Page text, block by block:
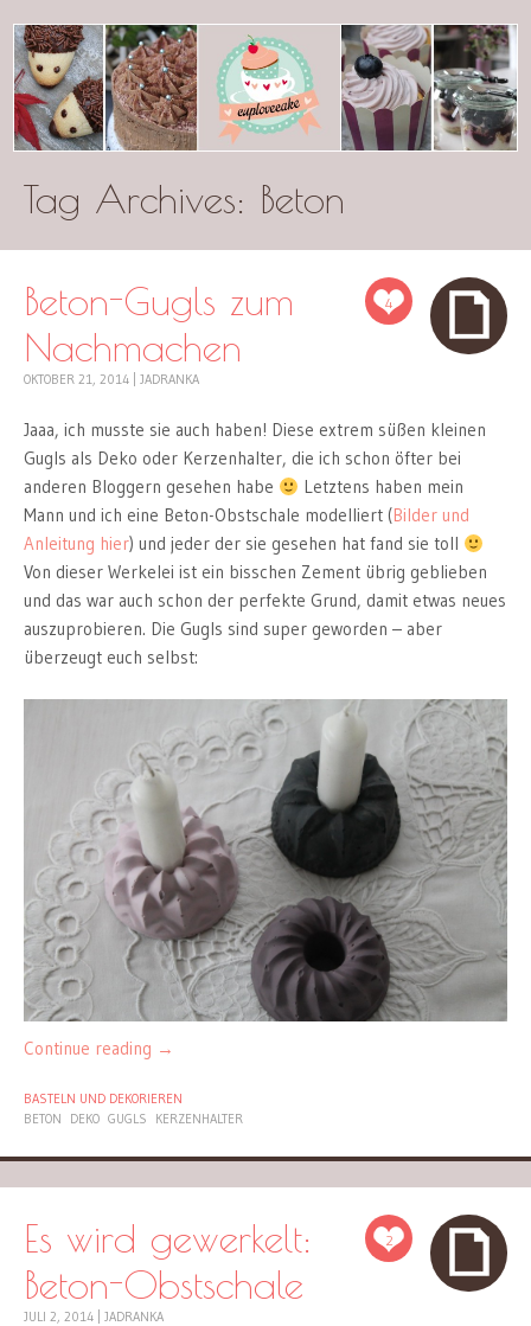
cuplovecake
Tag Archives: Beton
4
Beton-Gugls zum
Nachmachen
OKTOBER 21, 2014 JADRANKA
Jaaa, ich musste sie auch haben! Diese extrem süßen kleinen
Gugls als Deko oder Kerzenhalter, die ich schon öfter bei
anderen Bloggern gesehen habe
Letztens haben mein
Mann und ich eine Beton-Obstschale modelliert (Bilder und
Anleitung hier) und jeder der sie gesehen hat fand sie toll
Von dieser Werkelei ist ein bisschen Zement übrig geblieben
und das war auch schon der perfekte Grund, damit etwas neues
auszuprobieren. Die Gugls sind super geworden – aber
überzeugt euch selbst:
Continue reading →
BASTELN UND DEKORIEREN
BETON
DEKO GUGLS KERZENHALTER
2
Es wird gewerkelt:
Beton-Obstschale
JULI 2, 2014 JADRANKA